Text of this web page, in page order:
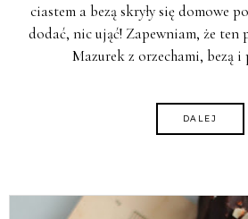
ciastem a bezą skryły się domowe
dodać, nic ująć! Zapewniam, że ten
Mazurek z orzechami, bezą i
DALEJ